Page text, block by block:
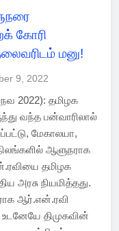
கோரி
மனு!
9, 2022
நவ 2022): தமிழக
வந்த பன்வாரிலால்
மேகாலயா,
ஆளுநராக
தமிழக
அரசு நியமித்தது.
ஆர்.என்.ரவி
உடனேயே திமுகவின்